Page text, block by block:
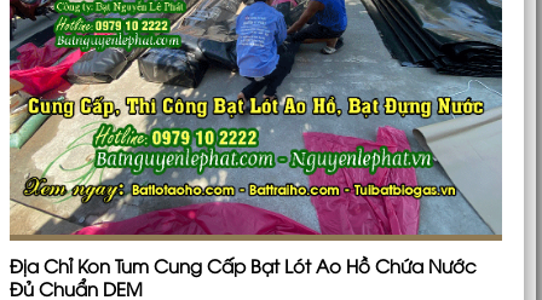
Địa Chỉ Kon Tum Cung Cấp Bạt Lót Ao Hồ Chứa Nước
Đủ Chuẩn DEM